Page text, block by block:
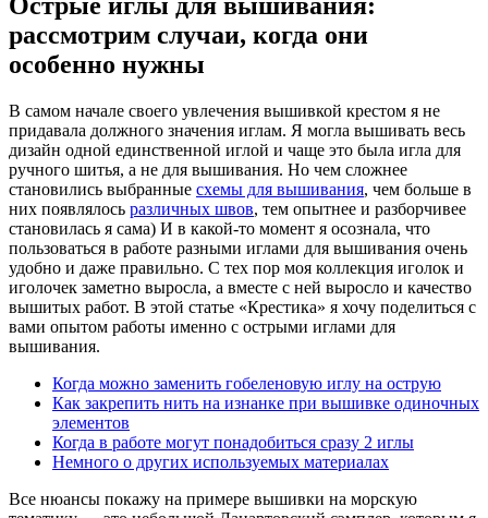
рассмотрим случаи, когда они
особенно нужны
В самом начале своего увлечения вышивкой крестом я не
придавала должного значения иглам. Я могла вышивать весь
дизайн одной единственной иглой и чаще это была игла для
ручного шитья, а не для вышивания. Но чем сложнее
становились выбранные схемы для вышивания, чем больше в
них появлялось различных швов, тем опытнее и разборчивее
становилась я сама) И в какой-то момент я осознала, что
пользоваться в работе разными иглами для вышивания очень
удобно и даже правильно. С тех пор моя коллекция иголок и
иголочек заметно выросла, а вместе с ней выросло и качество
вышитых работ. В этой статье «Крестика» я хочу поделиться с
вами опытом работы именно с острыми иглами для
вышивания.
Когда можно заменить гобеленовую иглу на острую
Как закрепить нить на изнанке при вышивке одиночных
элементов
Когда в работе могут понадобиться сразу 2 иглы
Немного о других используемых материалах
Все нюансы покажу на примере вышивки на морскую